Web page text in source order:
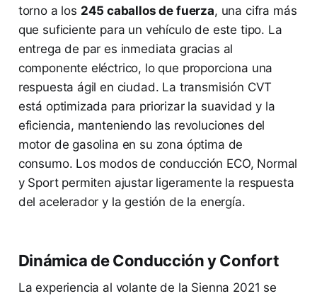
torno a los 245 caballos de fuerza, una cifra más
que suficiente para un vehículo de este tipo. La
entrega de par es inmediata gracias al
componente eléctrico, lo que proporciona una
respuesta ágil en ciudad. La transmisión CVT
está optimizada para priorizar la suavidad y la
eficiencia, manteniendo las revoluciones del
motor de gasolina en su zona óptima de
consumo. Los modos de conducción ECO, Normal
y Sport permiten ajustar ligeramente la respuesta
del acelerador y la gestión de la energía.
Dinámica de Conducción y Confort
La experiencia al volante de la Sienna 2021 se